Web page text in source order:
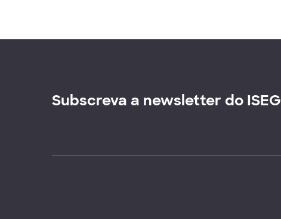
Subscreva a newsletter do ISEG